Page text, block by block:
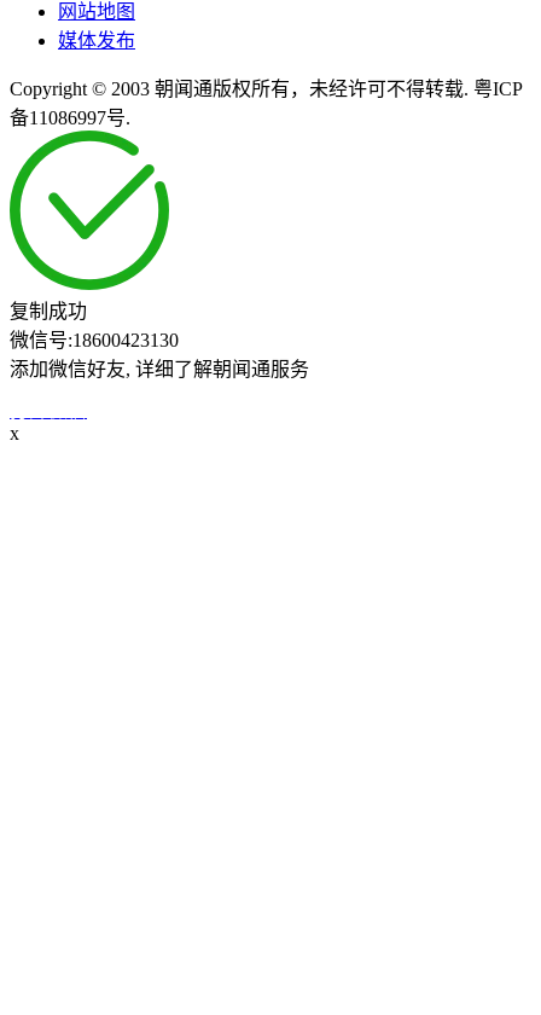
网站地图
媒体发布
Copyright © 2003 朝闻通版权所有，未经许可不得转载. 粤ICP
备11086997号.
复制成功
微信号:18600423130
添加微信好友, 详细了解朝闻通服务
x